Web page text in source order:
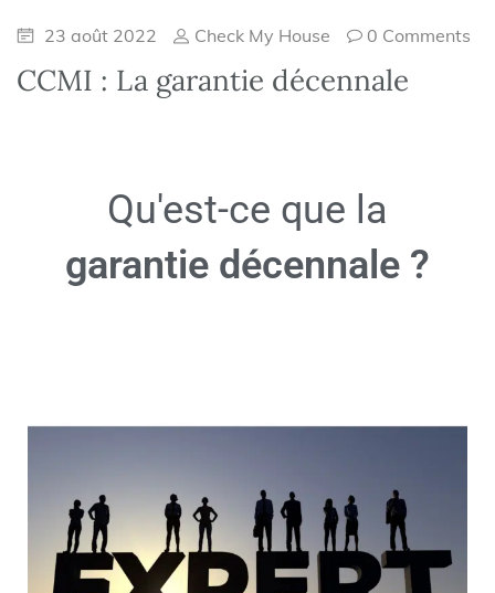
23 août 2022 Check My House 0 Comments
CCMI : La garantie décennale
Qu'est-ce que la
garantie décennale ?